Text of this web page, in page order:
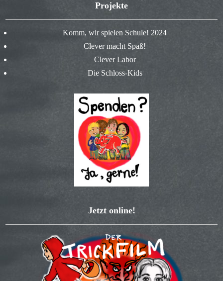
Projekte
Komm, wir spielen Schule! 2024
Clever macht Spaß!
Clever Labor
Die Schloss-Kids
Jetzt online!